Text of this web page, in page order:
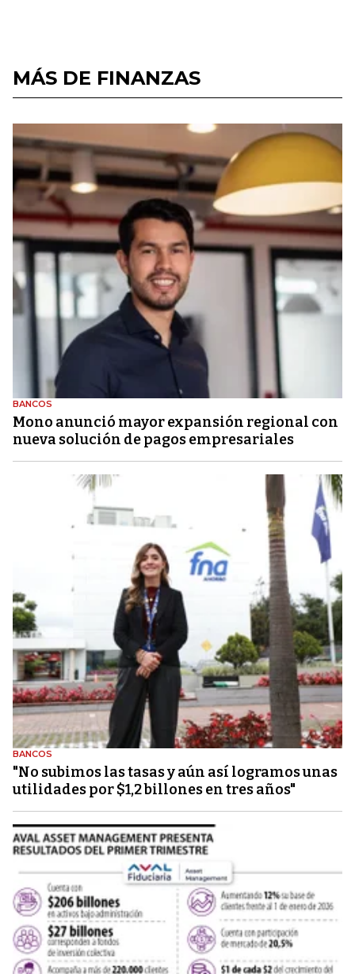
MÁS DE FINANZAS
BANCOS
Mono anunció mayor expansión regional con
nueva solución de pagos empresariales
BANCOS
"No subimos las tasas y aún así logramos unas
utilidades por $1,2 billones en tres años"